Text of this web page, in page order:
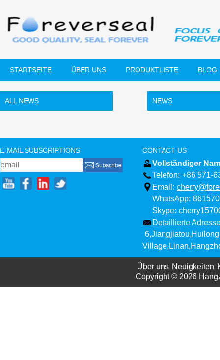
STARTSEITE ÜBER UNS PRODUKTLISTE BLOG
ALL NEWS NEWS
E-MAIL SUBSCRIPTIONS CONTACT US
Vollständiger
Telefon: +86 571-
Email:
WhatsApp:
Skype:
Detaillierte
6,Jiangjiatou,Huilong
Über uns Neuigkeiten
Copyright © 2026